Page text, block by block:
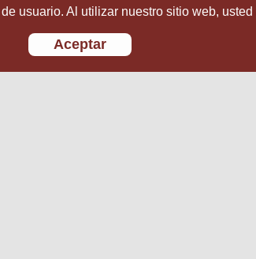
usuario. Al utilizar nuestro sitio web,
Aceptar